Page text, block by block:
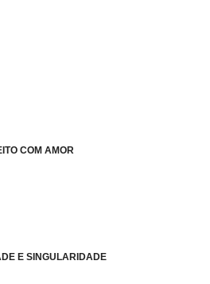
COM AMOR
E SINGULARIDADE